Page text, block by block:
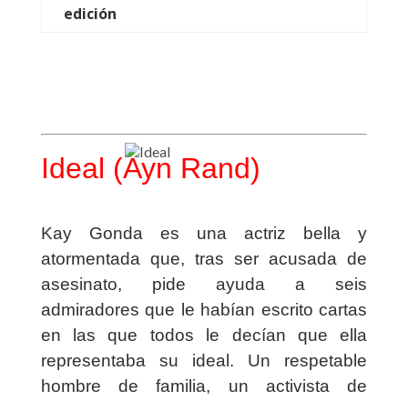
edición
Ideal (Ayn Rand)
Kay Gonda es una actriz bella y
atormentada que, tras ser acusada de
asesinato, pide ayuda a seis
admiradores que le habían escrito cartas
en las que todos le decían que ella
representaba su ideal. Un respetable
hombre de familia, un activista de